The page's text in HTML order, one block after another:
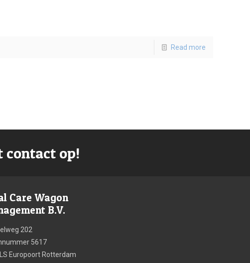
Read more
contact op!
Care Wagon
B.V.
202
5617
Europoort Rotterdam